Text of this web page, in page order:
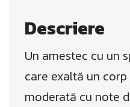
Descriere
Un amestec cu un
care exaltă un
moderată cu note